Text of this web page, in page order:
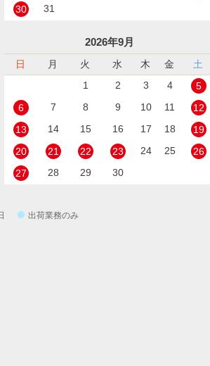
30
31
2026年9月
日 月 火 水 木 金
土
1
2 3 4
5
6
7 8 9 10 11
12
13
14 15 16 17 18
19
20
21 22 23 24 25
26
27
28 29 30
出荷業務のみ